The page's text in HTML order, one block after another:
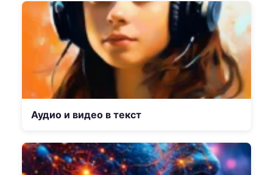
Аудио и видео в текст